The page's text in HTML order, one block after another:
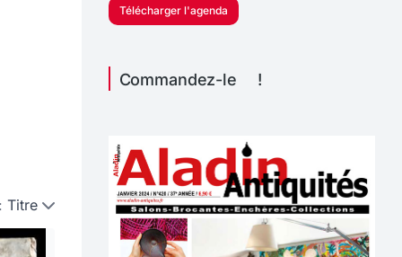
Titre
Télécharger l'agenda
Commandez-le !